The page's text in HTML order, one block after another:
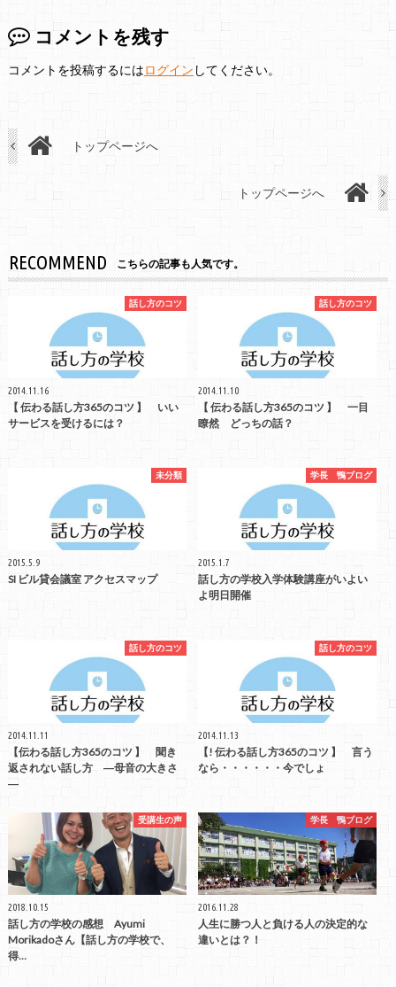
コメントを残す
コメントを投稿するにはログイン してください。
トップページへ
トップページへ
RECOMMEND こちらの記事も人気です。
話し方のコツ
2014.11.16
【 伝わる話し方365のコツ 】 いい
サービスを受けるには？
話し方のコツ
2014.11.10
【 伝わる話し方365のコツ 】 一目
瞭然 どっちの話？
未分類
2015.5.9
SI ビル貸会議室 アクセスマップ
学長 鴨ブログ
2015.1.7
話し方の学校入学体験講座がいよい
よ明日開催
話し方のコツ
2014.11.11
【伝わる話し方365のコツ 】 聞き
返されない話し方 ―母音の大きさ
―
話し方のコツ
2014.11.13
【! 伝わる話し方365のコツ 】 言う
なら・・・・・・今でしょ
受講生の声
2018.10.15
話し方の学校の感想 Ayumi
Morikadoさん【話し方の学校で、
得…
学長 鴨ブログ
2016.11.28
人生に勝つ人と負ける人の決定的な
違いとは？！